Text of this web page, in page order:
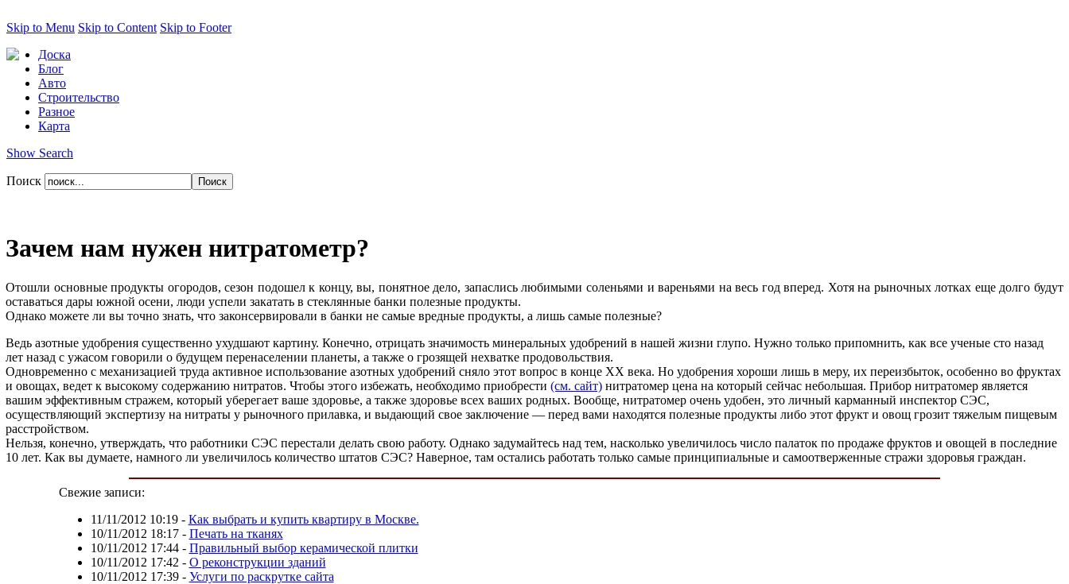
Skip to Menu Skip to Content Skip to Footer
Доска
Блог
Авто
Строительство
Разное
Карта
Show Search
Поиск
Зачем нам нужен нитратометр?
Отошли основные продукты огородов, сезон подошел к концу, вы, понятное дело, запаслись любимыми соленьями и вареньями на весь год вперед. Хотя на рыночных лотках еще долго будут
оставаться дары южной осени, люди успели закатать в стеклянные банки полезные продукты.
Однако можете ли вы точно знать, что законсервировали в банки не самые вредные продукты, а лишь самые полезные?
Ведь азотные удобрения существенно ухудшают картину. Конечно, отрицать значимость минеральных удобрений в нашей жизни глупо. Нужно только припомнить, как все ученые сто назад
лет назад с ужасом говорили о будущем перенаселении планеты, а также о грозящей нехватке продовольствия.
Одновременно с механизацией труда активное использование азотных удобрений сняло этот вопрос в конце XX века. Но удобрения хороши лишь в меру, их переизбыток, особенно во фруктах
и овощах, ведет к высокому содержанию нитратов. Чтобы этого избежать, необходимо приобрести (см. сайт) нитратомер цена на который сейчас небольшая. Прибор нитратомер является
вашим эффективным стражем, который уберегает ваше здоровье, а также здоровье всех ваших родных. Вообще, нитратомер очень удобен, это личный карманный инспектор СЭС,
осуществляющий экспертизу на нитраты у рыночного прилавка, и выдающий свое заключение — перед вами находятся полезные продукты либо этот фрукт и овощ грозит тяжелым пищевым
расстройством.
Нельзя, конечно, утверждать, что работники СЭС перестали делать свою работу. Однако задумайтесь над тем, насколько увеличилось число палаток по продаже фруктов и овощей в последние
10 лет. Как вы думаете, намного ли увеличилось количество штатов СЭС? Наверное, там остались работать только самые принципиальные и самоотверженные стражи здоровья граждан.
Свежие записи:
11/11/2012 10:19- Как выбрать и купить квартиру в Москве.
10/11/2012 18:17- Печать на тканях
10/11/2012 17:44- Правильный выбор керамической плитки
10/11/2012 17:42 - О реконструкции зданий
10/11/2012 17:39- Услуги по раскрутке сайта